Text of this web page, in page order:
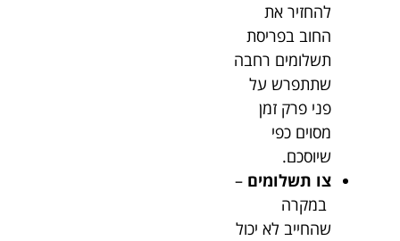
להחזיר את
החוב בפריסת
תשלומים רחבה
שתתפרש על
פני פרק זמן
מסוים כפי
שיוסכם.
צו תשלומים –
במקרה
שהחייב לא יכול